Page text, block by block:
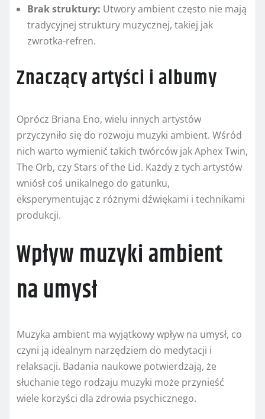
Brak struktury: Utwory ambient często nie mają
tradycyjnej struktury muzycznej, takiej jak
zwrotka-refren.
Znaczący artyści i albumy
Oprócz Briana Eno, wielu innych artystów
przyczyniło się do rozwoju muzyki ambient. Wśród
nich warto wymienić takich twórców jak Aphex Twin,
The Orb, czy Stars of the Lid. Każdy z tych artystów
wniósł coś unikalnego do gatunku,
eksperymentując z różnymi dźwiękami i technikami
produkcji.
Wpływ muzyki ambient
na umysł
Muzyka ambient ma wyjątkowy wpływ na umysł, co
czyni ją idealnym narzędziem do medytacji i
relaksacji. Badania naukowe potwierdzają, że
słuchanie tego rodzaju muzyki może przynieść
wiele korzyści dla zdrowia psychicznego.